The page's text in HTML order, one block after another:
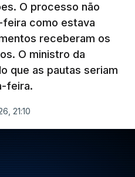
O processo não
como estava
receberam os
O ministro da
que as pautas seriam
feira.
21:10